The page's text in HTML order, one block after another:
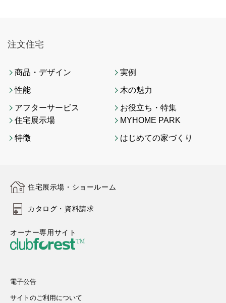
注文住宅
商品・デザイン
性能
アフターサービス
実例
木の魅力
お役立ち・特集
住宅展示場
特徴
MYHOME PARK
はじめての家づくり
住宅展示場・ショールーム
カタログ・資料請求
オーナー専用サイト
電子公告
サイトのご利用について